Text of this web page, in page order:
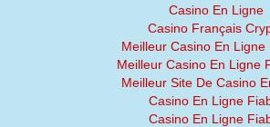
Casino En Ligne
Casino Français
Meilleur Casino En Ligne
Meilleur Casino En Ligne
Meilleur Site De Casino
Casino En Ligne
Casino En Ligne